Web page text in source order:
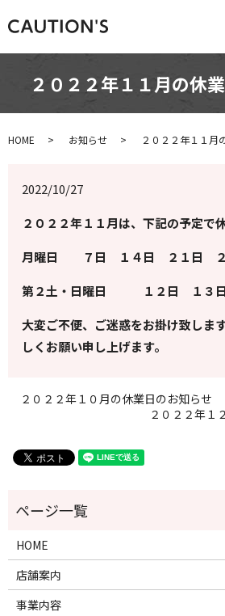
２０２２年１１月の休
HOME お知らせ ２０２２年１１月
2022/10/27
２０２２年１１月は、下記の予定で
月曜日 ７日 １４日 ２１日
第２土・日曜日 １２日 １３
大変ご不便、ご迷惑をお掛け致しま
しくお願い申し上げます。
２０２２年１０月の休業日のお知らせ
２０２２年１
HOME
店舗案内
事業内容